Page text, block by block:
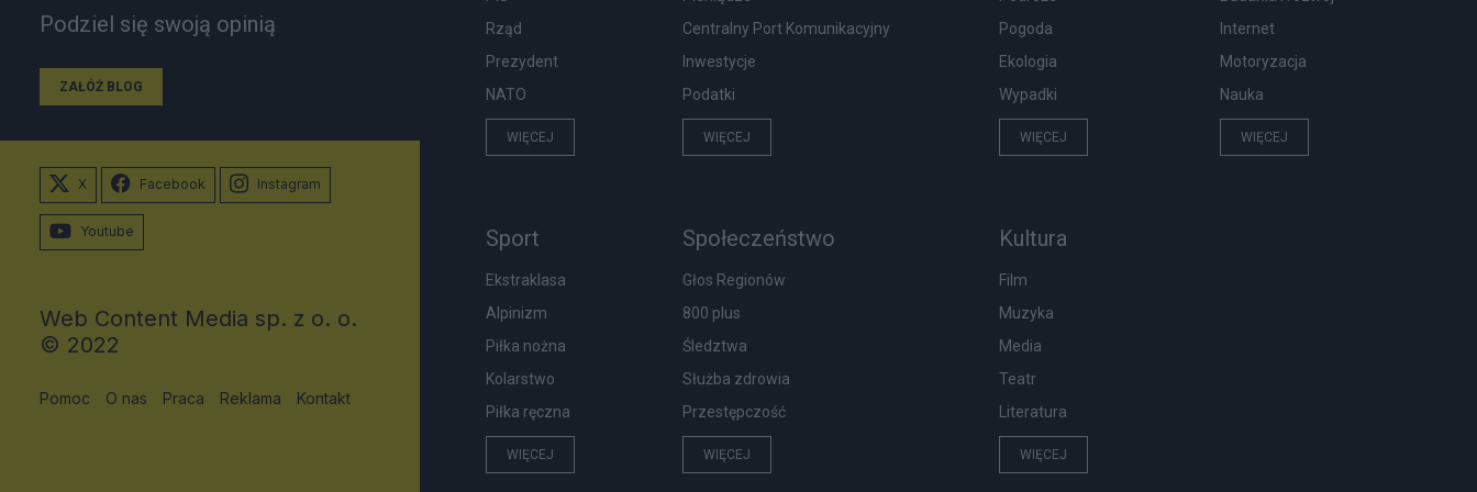
Podziel się swoją opinią
ZAŁÓŻ BLOG
Rząd
Prezydent
NATO
WIĘCEJ
Centralny Port Komunikacyjny
Inwestycje
Podatki
WIĘCEJ
Pogoda
Ekologia
Wypadki
WIĘCEJ
Internet
Motoryzacja
Nauka
WIĘCEJ
Sport
Ekstraklasa
Alpinizm
Piłka nożna
Kolarstwo
Piłka ręczna
WIĘCEJ
Społeczeństwo
Głos Regionów
800 plus
Śledztwa
Służba zdrowia
Przestępczość
WIĘCEJ
Kultura
Film
Muzyka
Media
Teatr
Literatura
WIĘCEJ
X Facebook Instagram
Youtube
Web Content Media sp. z o. o.
© 2022
Pomoc O nas Praca Reklama Kontakt